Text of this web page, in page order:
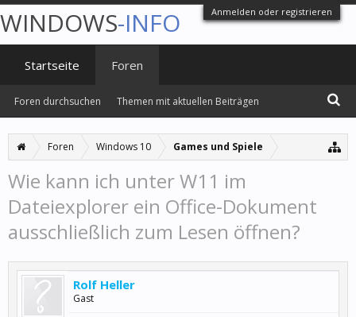
Anmelden oder registrieren
Foren Windows 10 Games und Spiele
Wie kann ich unter W11 im
Dateiexplorer ein Office-Dokument
ausschließlich zum Lesen öffnen?
Rolf Heller
Gast
WINDOWS-INFO
Startseite Foren
Foren durchsuchen Themen mit aktuellen Beiträgen